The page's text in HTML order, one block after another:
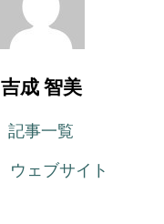
吉成 智美
記事一覧
ウェブサイト